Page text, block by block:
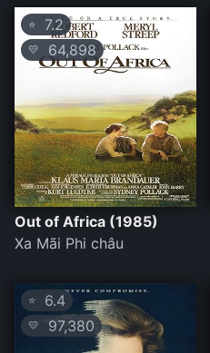
⭐ 7.2
💛 64,898
Out of Africa (1985)
Xa Mãi Phi châu
⭐ 6.4
💛 97,380